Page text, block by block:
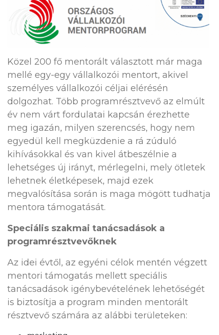
Közel 200 fő mentorált választott már maga
mellé egy-egy vállalkozói mentort, akivel
személyes vállalkozói céljai elérésén
dolgozhat. Több programrésztvevő az elmúlt
év nem várt fordulatai kapcsán érezhette
meg igazán, milyen szerencsés, hogy nem
egyedül kell megküzdenie a rá zúduló
kihívásokkal és van kivel átbeszélnie a
lehetséges új irányt, mérlegelni, mely ötletek
lehetnek életképesek, majd ezek
megvalósítása során is maga mögött tudhatja
mentora támogatását.
Speciális szakmai tanácsadások a
programrésztvevőknek
Az idei évtől, az egyéni célok mentén végzett
mentori támogatás mellett speciális
tanácsadások igénybevételének lehetőségét
is biztosítja a program minden mentorált
résztvevő számára az alábbi területeken: